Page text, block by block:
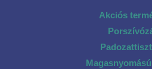
Akciós